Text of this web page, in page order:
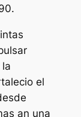
el
an una